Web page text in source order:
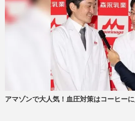
アマゾンで大人気！血圧対策はコーヒー